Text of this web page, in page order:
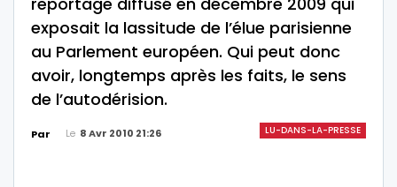
exposait la lassitude de l’élue parisienne
au Parlement européen. Qui peut donc
avoir, longtemps après les faits, le sens
de l’autodérision.
LU-DANS-LA-PRESSE
Par Le 8 Avr 2010 21:26